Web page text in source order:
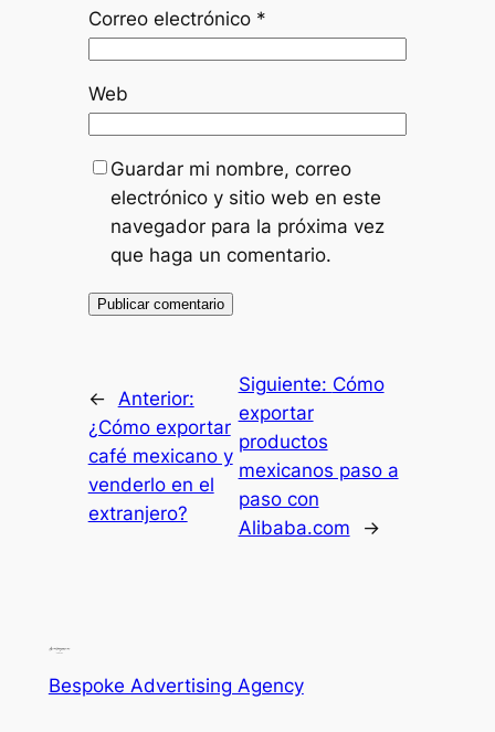
Correo electrónico *
Web
Guardar mi nombre, correo
electrónico y sitio web en este
navegador para la próxima vez
que haga un comentario.
← Anterior:
¿Cómo exportar
café mexicano y
venderlo en el
extranjero?
Siguiente: Cómo
exportar
productos
mexicanos paso a
paso con
Alibaba.com
→
Bespoke Advertising Agency